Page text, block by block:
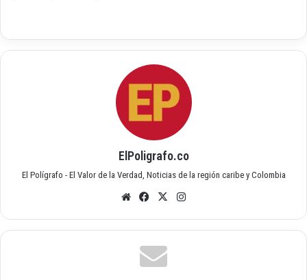
ElPoligrafo.co
El Polígrafo - El Valor de la Verdad, Noticias de la región caribe y Colombia
Siti
we
b
Fac
ok
X
am